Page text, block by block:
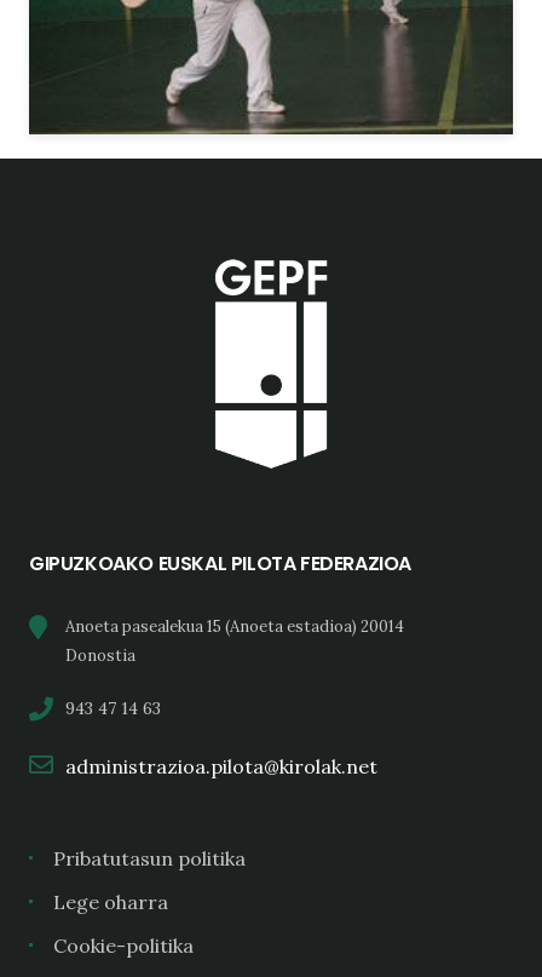
GIPUZKOAKO EUSKAL PILOTA FEDERAZIOA
Anoeta pasealekua 15 (Anoeta estadioa) 20014
Donostia
943 47 14 63
administrazioa.pilota@kirolak.net
Pribatutasun politika
Lege oharra
Cookie-politika